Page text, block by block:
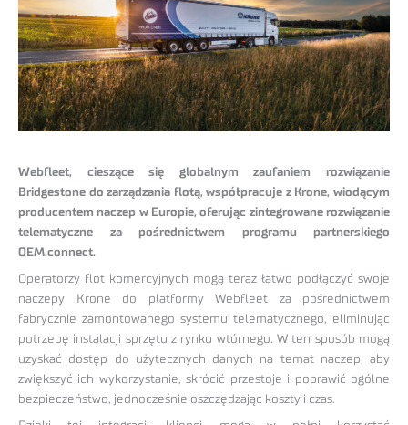
Webfleet, cieszące się globalnym zaufaniem rozwiązanie
Bridgestone do zarządzania flotą, współpracuje z Krone, wiodącym
producentem naczep w Europie, oferując zintegrowane rozwiązanie
telematyczne za pośrednictwem programu partnerskiego
OEM.connect.
Operatorzy flot komercyjnych mogą teraz łatwo podłączyć swoje
naczepy Krone do platformy Webfleet za pośrednictwem
fabrycznie zamontowanego systemu telematycznego, eliminując
potrzebę instalacji sprzętu z rynku wtórnego. W ten sposób mogą
uzyskać dostęp do użytecznych danych na temat naczep, aby
zwiększyć ich wykorzystanie, skrócić przestoje i poprawić ogólne
bezpieczeństwo, jednocześnie oszczędzając koszty i czas.